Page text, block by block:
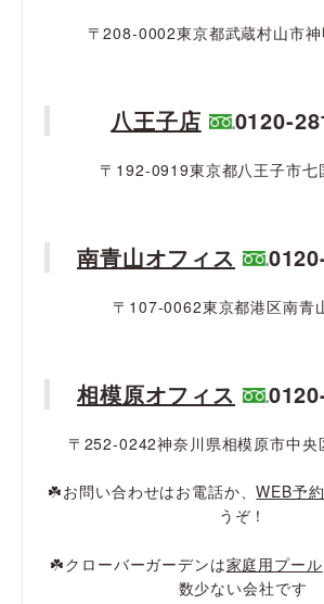
〒208-0002東京都武蔵村山市
八王子店 0120-
〒192-0919東京都八王子市
南青山オフィス
〒107-0062東京都港区南青
相模原オフィス
〒252-0242神奈川県相模原市中
☘️お問い合わせはお電話か、WEB予
うぞ！
☘️クローバーガーデンは家庭用プール
数少ない会社です